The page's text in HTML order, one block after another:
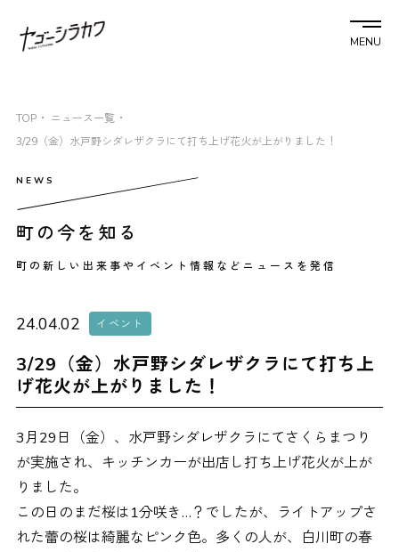
MENU
TOP
ニュース一覧
3/29（金）水戸野シダレザクラにて打ち上げ花火が上がりました！
町の今を知る
町の新しい出来事やイベント情報などニュースを発信
24.04.02 イベント
3/29（金）水戸野シダレザクラにて打ち上
げ花火が上がりました！
3月29日（金）、水戸野シダレザクラにてさくらまつり
が実施され、キッチンカーが出店し打ち上げ花火が上が
りました。
この日のまだ桜は1分咲き…？でしたが、ライトアップさ
れた蕾の桜は綺麗なピンク色。多くの人が、白川町の春